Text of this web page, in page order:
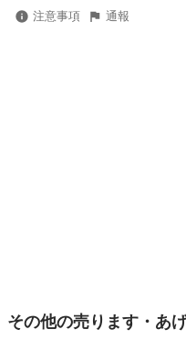
注意事項 通報
その他の売ります・あ